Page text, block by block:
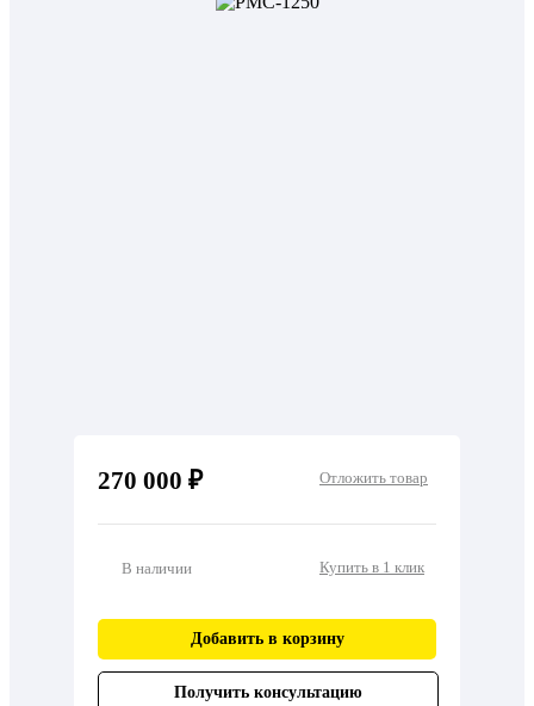
270 000 ₽ Отложить товар
В наличии Купить в 1 клик
Добавить в корзину
Получить консультацию